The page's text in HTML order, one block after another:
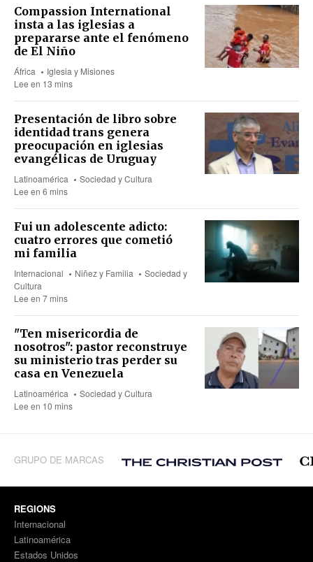
Compassion International
insta a las iglesias a
prepararse ante el fenómeno
de El Niño
África
Iglesia y Misiones
Lee en 13 mins
Presentación de libro sobre
identidad trans genera
preocupación en iglesias
evangélicas de Uruguay
Latinoamérica
Sociedad y Cultura
Lee en 6 mins
Fui un adolescente adicto:
cuatro errores que cometió
mi familia
Internacional Niñez y Familia
Sociedad y
Cultura
Lee en 7 mins
"Ten misericordia de
nosotros": pastor reconstruye
su ministerio tras perder su
casa en Venezuela
Latinoamérica
Sociedad y Cultura
Lee en 10 mins
GRUPO DE MARCAS
REGIONS
Internacional
Latinoamérica
Estados Unidos